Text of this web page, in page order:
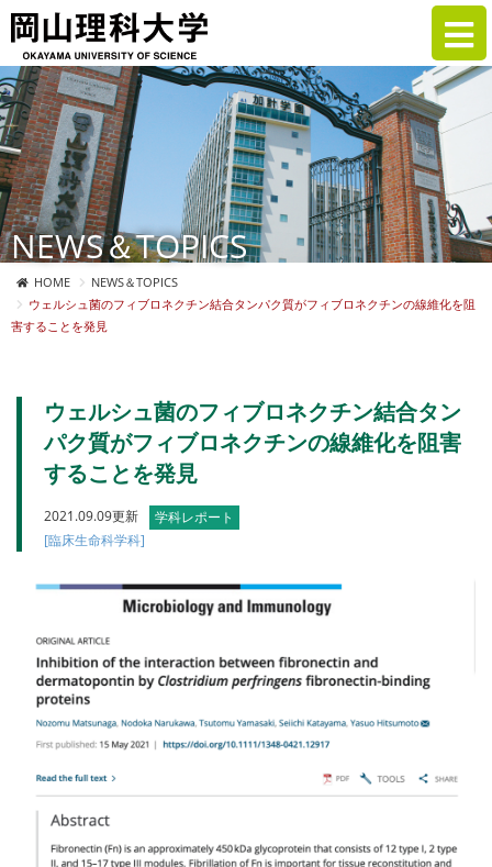
NEWS＆TOPICS
HOME
NEWS＆TOPICS
ウェルシュ菌のフィブロネクチン結合タンパク質がフィブロネクチンの線維化を阻
害することを発見
ウェルシュ菌のフィブロネクチン結合タン
パク質がフィブロネクチンの線維化を阻害
することを発見
2021.09.09更新
学科レポート
[臨床生命科学科]